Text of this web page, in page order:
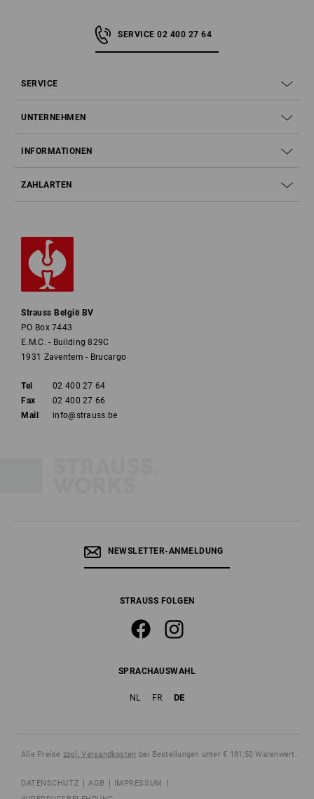
SERVICE 02 400 27 64
SERVICE
UNTERNEHMEN
INFORMATIONEN
ZAHLARTEN
Strauss België BV
PO Box 7443
E.M.C. - Building 829C
1931 Zaventem - Brucargo
Tel
02 400 27 64
Fax
02 400 27 66
Mail
info@strauss.be
NEWSLETTER-ANMELDUNG
STRAUSS FOLGEN
SPRACHAUSWAHL
NL FR DE
Alle Preise zzgl. Versandkosten bei Bestellungen unter € 181,50 Warenwert.
DATENSCHUTZ AGB
IMPRESSUM